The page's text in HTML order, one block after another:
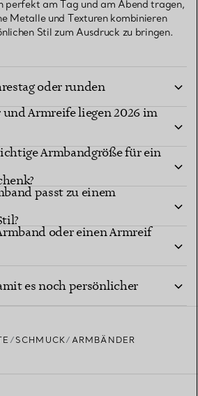
perfekt am Tag und am Abend tragen,
Metalle und Texturen kombinieren
Stil zum Ausdruck zu bringen.
oder runden
Armreife liegen 2026 im
Armbandgröße für ein
passt zu einem
oder einen Armreif
personalisieren oder
es noch persönlicher
SCHMUCK ARMBÄNDER